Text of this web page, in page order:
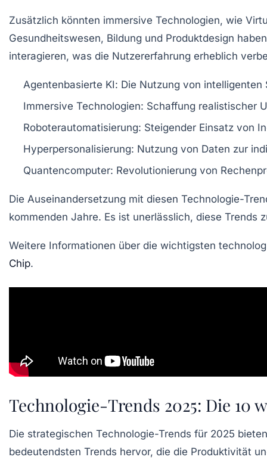
Zusätzlich könnten immersive Technologien, wie
Gesundheitswesen, Bildung und Produktdesign
interagieren, was die Nutzererfahrung erheblich
Agentenbasierte KI: Die Nutzung von
Immersive Technologien: Schaffung realistischer
Roboterautomatisierung: Steigender Einsatz von
Hyperpersonalisierung: Nutzung von Daten zur
Quantencomputer: Revolutionierung von
Die Auseinandersetzung mit diesen Technologie-
kommenden Jahre. Es ist unerlässlich, diese
Weitere Informationen über die wichtigsten
Chip.
Technologie-Trends 2025: Die 10
Die strategischen Technologie-Trends für 2025
bedeutendsten Trends hervor, die die Produktivität